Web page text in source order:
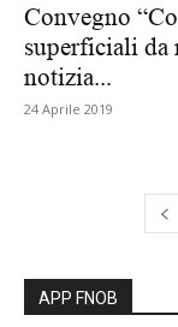
Convegno
superficiali da
notizia...
24 Aprile 2019
APP FNOB